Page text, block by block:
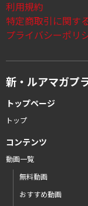
利用規約
特定商取引に関す
プライバシーポリ
新・ルアマガプ
トップページ
トップ
コンテンツ
動画一覧
無料動画
おすすめ動画